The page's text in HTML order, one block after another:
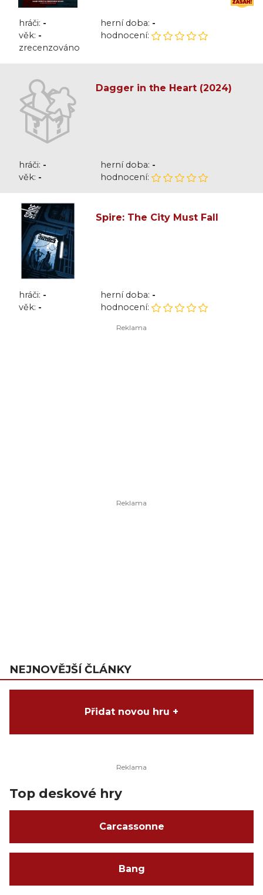
hráči: - herní doba: -
věk: -
hodnocení:
zrecenzováno
Dagger in the Heart (2024)
hráči: - herní doba: -
věk: - hodnocení:
Spire: The City Must Fall
hráči: - herní doba: -
věk: - hodnocení:
NEJNOVĚJŠÍ ČLÁNKY
Přidat novou hru +
Top deskové hry
Carcassonne
Bang